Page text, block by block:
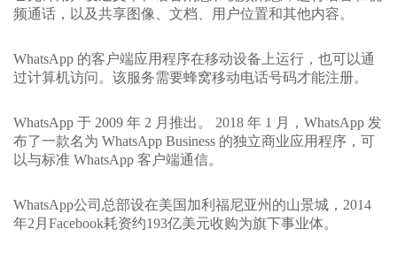
频通话，以及共享图像、文档、用户位置和其他内容。
WhatsApp 的客户端应用程序在移动设备上运行，也可以通
过计算机访问。该服务需要蜂窝移动电话号码才能注册。
WhatsApp 于 2009 年 2 月推出。 2018 年 1 月，WhatsApp 发
布了一款名为 WhatsApp Business 的独立商业应用程序，可
以与标准 WhatsApp 客户端通信。
WhatsApp公司总部设在美国加利福尼亚州的山景城，2014
年2月Facebook耗资约193亿美元收购为旗下事业体。